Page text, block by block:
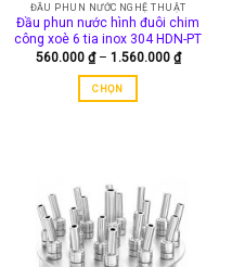
chọn
trên
trang
sản
phẩm
ĐẦU PHUN NƯỚC NGHỆ THUẬT
Đầu phun nước hình đuôi chim
công xoè 6 tia inox 304 HDN-PT
560.000 ₫ – 1.560.000 ₫Khoảng
CHỌN
nhiều
biến
thể.
Các